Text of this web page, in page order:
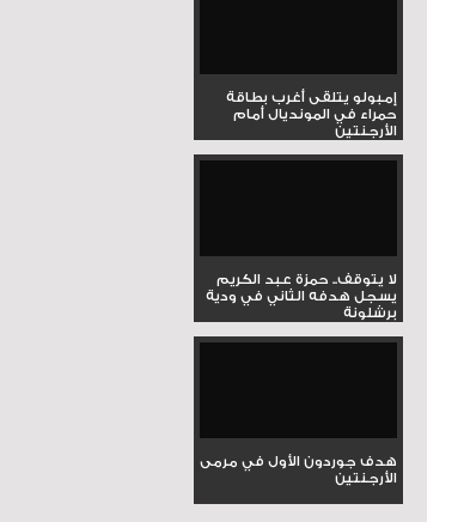
إمبولو يتلقى أغرب بطاقة
حمراء في المونديال أمام
الأرجنتين
لا يتوقف.. حمزة عبد الكريم
يسجل هدفه الثاني في ودية
برشلونة
هدف جوردون الأول في مرمى
الأرجنتين